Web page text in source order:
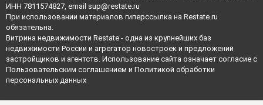
ИНН 7811574827, email sup@restate.ru
При использовании материалов гиперссылка на Restate.ru
обязательна.
Витрина недвижимости Restate - одна из крупнейших баз
недвижимости России и агрегатор новостроек и предложений
застройщиков и агентств. Использование сайта означает согласие с
Пользовательским соглашением и Политикой обработки
персональных данных